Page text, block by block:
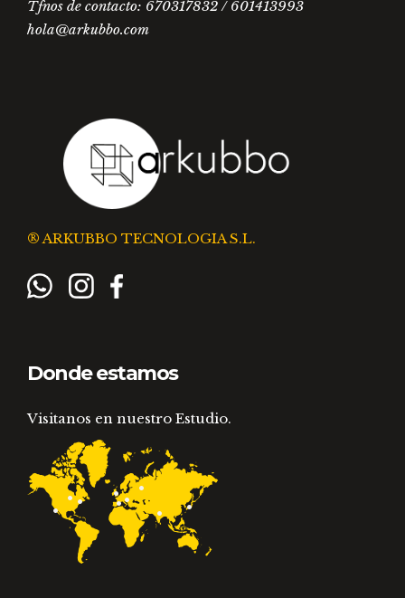
Tfnos de contacto: 670317832 / 601413993
hola@arkubbo.com
® ARKUBBO TECNOLOGIA S.L.
Donde estamos
Visitanos en nuestro Estudio.